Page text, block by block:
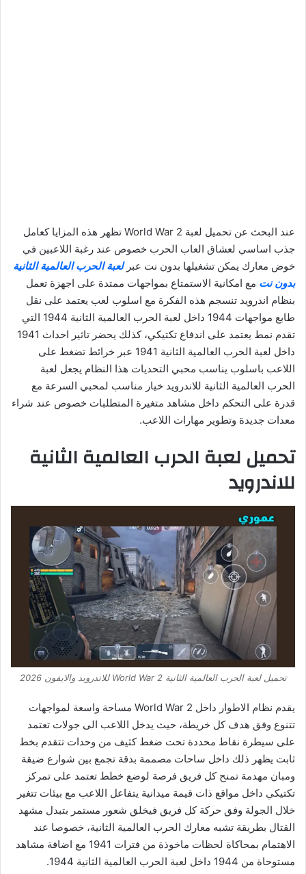
عند البحث عن تحميل لعبة World War 2 تظهر هذه المزايا كعامل
جذب اساسي لعشاق العاب الحرب خصوص عند رغبة اللاعبين في
خوض معارك يمكن تشغيلها بدون نت عبر لعبة الحرب العالمية الثانية
بدون نت مع امكانية الاستمتاع بمواجهات ممتدة على اجهزة تعمل
بنظام اندرويد تنسجم هذه الفكرة مع اسلوب لعب يعتمد على نقل
طابع مواجهات 1944 داخل لعبة الحرب العالمية الثانية 1944 التي
تقدم نمط يعتمد على اندفاع تكتيكي، كذلك يحضر تاثير احداث 1941
داخل لعبة الحرب العالمية الثانية 1941 عبر خرائط تضغط على
اللاعب باسلوب يناسب محبي التحديات هذا النظام يجعل لعبة
الحرب العالمية الثانية للاندرويد خيار مناسب لمحبي السرعة مع
قدرة على التحكم داخل مشاهد متغيرة المتطلبات خصوص عند شراء
معدات جديدة وتطوير مهارات اللاعب.
تحميل لعبة الحرب العالمية الثانية
للاندرويد
تحميل لعبة الحرب العالمية الثانية World War 2 للاندرويد والايفون 2026
يقدم نظام الاطوار داخل World War 2 مساحة واسعة لمواجهات
تتنوع وفق هدف كل خريطة، حيث يدخل اللاعب الى جولات تعتمد
على سيطرة نقاط محددة تحت ضغط كثيف من وحدات تتقدم بخط
ثابت يظهر ذلك داخل ساحات مصممة بدقة تجمع بين شوارع ضيقة
ومبان مهدمة تمنح كل فريق فرصة لوضع خطط تعتمد على تمركز
تكتيكي داخل مواقع ذات قيمة ميدانية يتفاعل اللاعب مع بيئات تتغير
خلال الجولة وفق حركة كل فريق فيخلق شعور مستمر بتبدل مشهد
القتال بطريقة تشبه معارك الحرب العالمية الثانية، خصوصا عند
الاهتمام بمحاكاة لحظات ماخوذة من فترات 1941 مع اضافة مشاهد
مستوحاة من 1944 داخل لعبة الحرب العالمية الثانية 1944.